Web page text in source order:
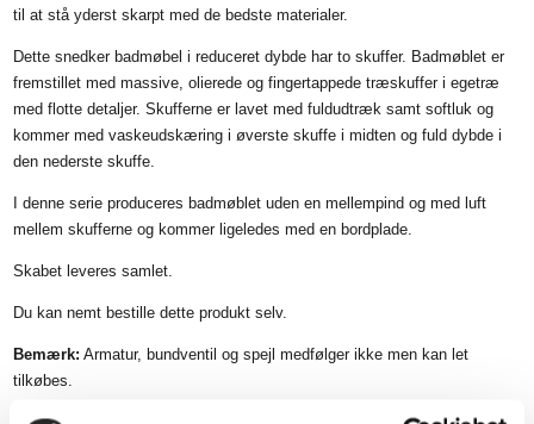
til at stå yderst skarpt med de bedste materialer.
Dette snedker badmøbel i reduceret dybde har to skuffer. Badmøblet er
fremstillet med massive, olierede og fingertappede træskuffer i egetræ
med flotte detaljer. Skufferne er lavet med fuldudtræk samt softluk og
kommer med vaskeudskæring i øverste skuffe i midten og fuld dybde i
den nederste skuffe.
I denne serie produceres badmøblet uden en mellempind og med luft
mellem skufferne og kommer ligeledes med en bordplade.
Skabet leveres samlet.
Du kan nemt bestille dette produkt selv.
Bemærk: Armatur, bundventil og spejl medfølger ikke men kan let
tilkøbes.